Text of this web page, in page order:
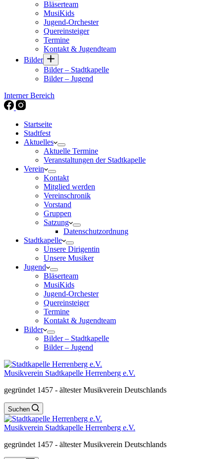
Bläserteam
MusiKids
Jugend-Orchester
Quereinsteiger
Termine
Kontakt & Jugendteam
Bilder
Bilder – Stadtkapelle
Bilder – Jugend
Interner Bereich
Startseite
Stadtfest
Aktuelles
Aktuelle Termine
Veranstaltungen der Stadtkapelle
Verein
Kontakt
Mitglied werden
Vereinschronik
Vorstand
Gruppen
Satzung
Datenschutzordnung
Stadtkapelle
Unsere Dirigentin
Unsere Musiker
Jugend
Bläserteam
MusiKids
Jugend-Orchester
Quereinsteiger
Termine
Kontakt & Jugendteam
Bilder
Bilder – Stadtkapelle
Bilder – Jugend
Musikverein Stadtkapelle Herrenberg e.V.
gegründet 1457 - ältester Musikverein Deutschlands
Suchen
Musikverein Stadtkapelle Herrenberg e.V.
gegründet 1457 - ältester Musikverein Deutschlands